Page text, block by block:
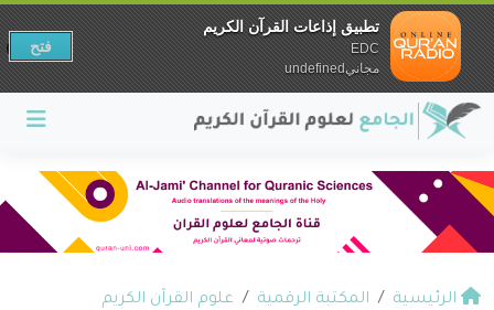
الرئيسية المكتبة الرقمية
علوم القرآن الكريم
تطبيق إذاعات القرآن الكريم
EDC
مجانيundefined
فتح